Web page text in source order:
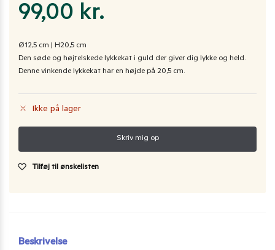
99,00 kr.
Ø12,5 cm | H20,5 cm
Den søde og højtelskede lykkekat i guld der giver dig lykke og held.
Denne vinkende lykkekat har en højde på 20,5 cm.
Ikke på lager
Tilføj til ønskelisten
Beskrivelse